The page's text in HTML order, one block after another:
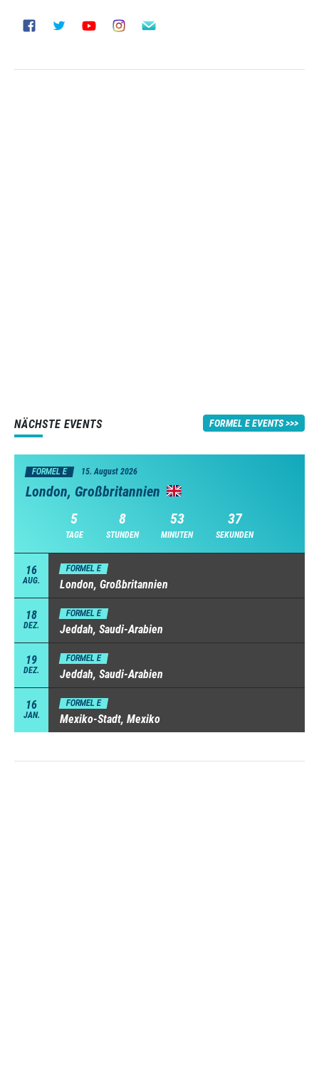
NÄCHSTE EVENTS FORMEL E EVENTS
FORMEL E 15. August 2026
London, Großbritannien
5
TAGE
8
STUNDEN
53
MINUTEN
35
SEKUNDEN
16
AUG.
FORMEL E
London, Großbritannien
18
DEZ.
FORMEL E
Jeddah, Saudi-Arabien
19
DEZ.
FORMEL E
Jeddah, Saudi-Arabien
16
JAN.
FORMEL E
Mexiko-Stadt, Mexiko